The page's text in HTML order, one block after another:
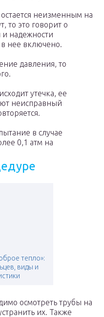
неизменным на
то это говорит о
и надежности
нее включено.
давления, то
утечка, ее
неисправный
в случае
0,1 атм на
тепло»:
виды и
осмотреть трубы на
их. Также